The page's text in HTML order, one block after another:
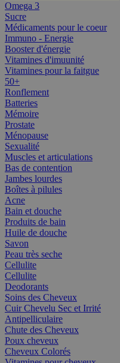
Omega 3
Sucre
Médicaments pour le coeur
Immuno - Energie
Booster d'énergie
Vitamines d'imuunité
Vitamines pour la faitgue
50+
Ronflement
Batteries
Mémoire
Prostate
Ménopause
Sexualité
Muscles et articulations
Bas de contention
Jambes lourdes
Boîtes à pilules
Acne
Bain et douche
Produits de bain
Huile de douche
Savon
Peau très seche
Cellulite
Cellulite
Deodorants
Soins des Cheveux
Cuir Chevelu Sec et Irrité
Antipelliculaire
Chute des Cheveux
Poux cheveux
Cheveux Colorés